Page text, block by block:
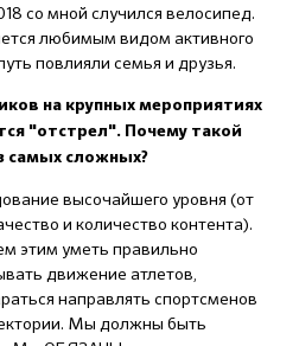
со мной случился велосипед.
любимым видом активного
повлияли семья и друзья.
на крупных мероприятиях
"отстрел". Почему такой
самых сложных?
высочайшего уровня (от
и количество контента).
этим уметь правильно
движение атлетов,
направлять спортсменов
Мы должны быть